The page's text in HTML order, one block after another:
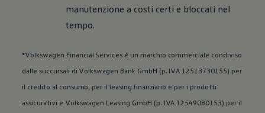
manutenzione a costi certi e bloccati nel
tempo.
*Volkswagen Financial Services è un marchio commerciale condiviso
dalle succursali di Volkswagen Bank GmbH (p. IVA 12513730155) per
il credito al consumo, per il leasing finanziario e per i prodotti
assicurativi e Volkswagen Leasing GmbH (p. IVA 12549080153) per il